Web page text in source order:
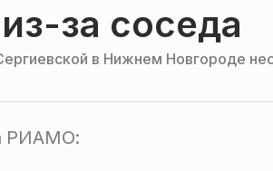
за соседа
в Нижнем Новгороде
РИАМО: